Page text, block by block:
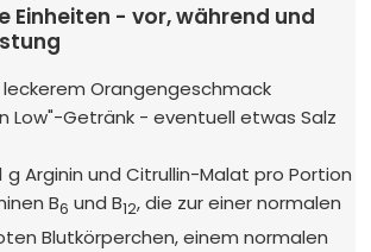
Einheiten - vor, während und
Orangengeschmack
Low"-Getränk - eventuell etwas Salz
g Arginin und Citrullin-Malat pro Portion
B6 und B12, die zur einer normalen
Blutkörperchen, einem normalen